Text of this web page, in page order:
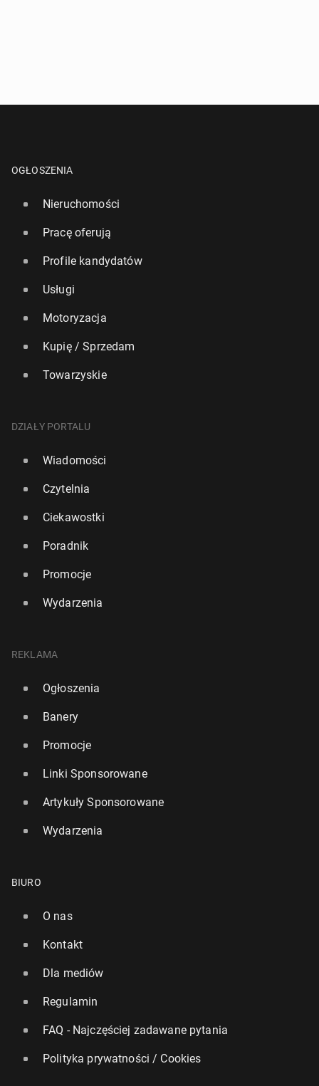
OGŁOSZENIA
Nieruchomości
Pracę oferują
Profile kandydatów
Usługi
Motoryzacja
Kupię / Sprzedam
Towarzyskie
DZIAŁY PORTALU
Wiadomości
Czytelnia
Ciekawostki
Poradnik
Promocje
Wydarzenia
REKLAMA
Ogłoszenia
Banery
Promocje
Linki Sponsorowane
Artykuły Sponsorowane
Wydarzenia
BIURO
O nas
Kontakt
Dla mediów
Regulamin
FAQ - Najczęściej zadawane pytania
Polityka prywatności / Cookies